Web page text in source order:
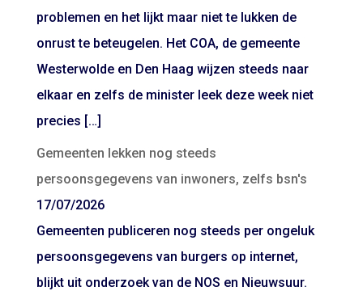
problemen en het lijkt maar niet te lukken de
onrust te beteugelen. Het COA, de gemeente
Westerwolde en Den Haag wijzen steeds naar
elkaar en zelfs de minister leek deze week niet
precies […]
Gemeenten lekken nog steeds
persoonsgegevens van inwoners, zelfs bsn's
17/07/2026
Gemeenten publiceren nog steeds per ongeluk
persoonsgegevens van burgers op internet,
blijkt uit onderzoek van de NOS en Nieuwsuur.